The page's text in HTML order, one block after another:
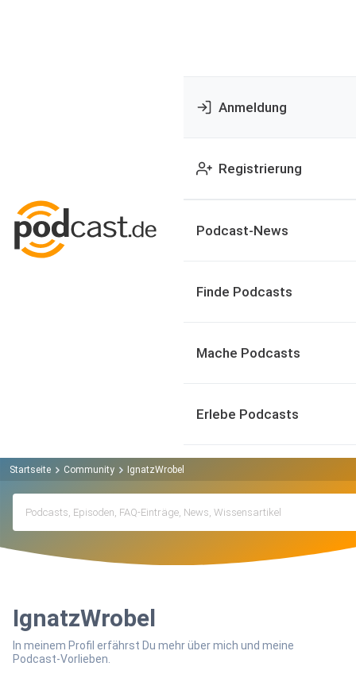
Anmeldung
Registrierung
Podcast-News
Finde Podcasts
Mache Podcasts
Erlebe Podcasts
Startseite Community IgnatzWrobel
IgnatzWrobel
In meinem Profil erfährst Du mehr über mich und meine
Podcast-Vorlieben.